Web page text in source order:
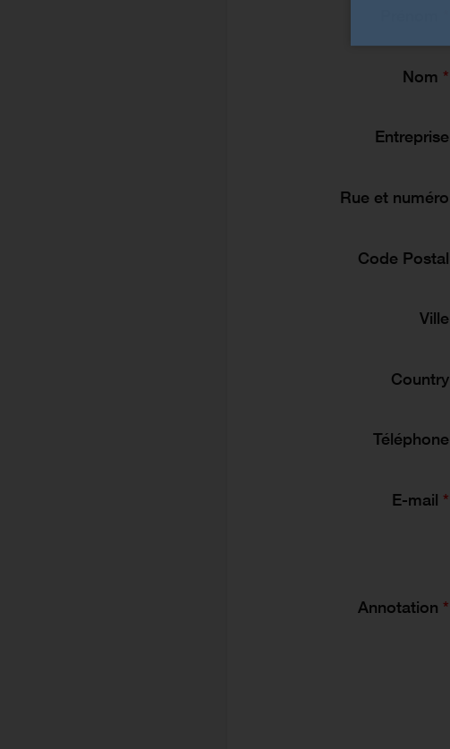
Nom
Entreprise
Rue et numéro
Code Postal
Ville
Country
Téléphone
E-mail
Annotation